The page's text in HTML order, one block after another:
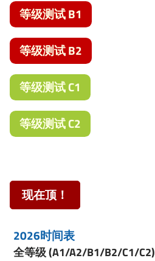
等级测试 B1
等级测试 B2
等级测试 C1
等级测试 C2
现在顶！
2026时间表
全等级 (A1/A2/B1/B2/C1/C2)